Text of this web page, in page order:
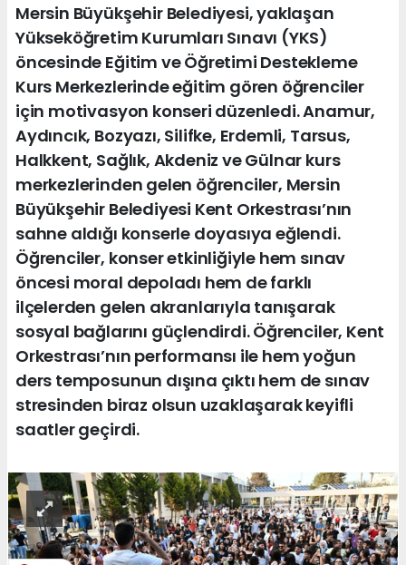
Mersin Büyükşehir Belediyesi, yaklaşan
Yükseköğretim Kurumları Sınavı (YKS)
öncesinde Eğitim ve Öğretimi Destekleme
Kurs Merkezlerinde eğitim gören öğrenciler
için motivasyon konseri düzenledi. Anamur,
Aydıncık, Bozyazı, Silifke, Erdemli, Tarsus,
Halkkent, Sağlık, Akdeniz ve Gülnar kurs
merkezlerinden gelen öğrenciler, Mersin
Büyükşehir Belediyesi Kent Orkestrası’nın
sahne aldığı konserle doyasıya eğlendi.
Öğrenciler, konser etkinliğiyle hem sınav
öncesi moral depoladı hem de farklı
ilçelerden gelen akranlarıyla tanışarak
sosyal bağlarını güçlendirdi. Öğrenciler, Kent
Orkestrası’nın performansı ile hem yoğun
ders temposunun dışına çıktı hem de sınav
stresinden biraz olsun uzaklaşarak keyifli
saatler geçirdi.